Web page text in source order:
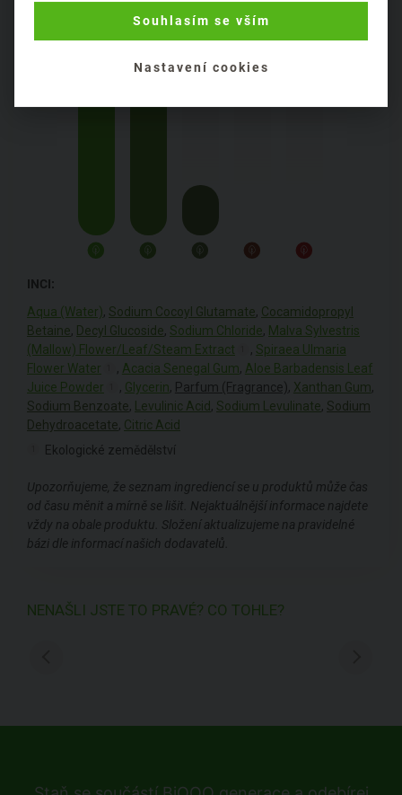
INCI:
Aqua (Water), Sodium Cocoyl Glutamate, Cocamidopropyl
Betaine, Decyl Glucoside, Sodium Chloride, Malva Sylvestris
(Mallow) Flower/Leaf/Steam Extract
, Spiraea Ulmaria
Flower Water
, Acacia Senegal Gum, Aloe Barbadensis Leaf
Juice Powder
, Glycerin, Parfum (Fragrance), Xanthan Gum,
Sodium Benzoate, Levulinic Acid, Sodium Levulinate, Sodium
Dehydroacetate, Citric Acid
Ekologické zemědělství
Upozorňujeme, že seznam ingrediencí se u produktů může čas
od času měnit a mírně se lišit. Nejaktuálnější informace najdete
vždy na obale produktu. Složení aktualizujeme na pravidelné
bázi dle informací našich dodavatelů.
NENAŠLI JSTE TO PRAVÉ? CO TOHLE?
Souhlasím se vším
Nastavení cookies